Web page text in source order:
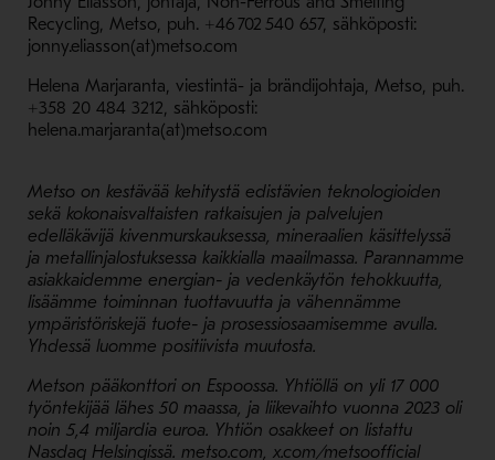
Recycling, Metso, puh. +46 702 540 657, sähköposti:
jonny.eliasson(at)metso.com
Helena Marjaranta, viestintä- ja brändijohtaja, Metso, puh.
+358 20 484 3212, sähköposti:
helena.marjaranta(at)metso.com
Metso on kestävää kehitystä edistävien teknologioiden
sekä kokonaisvaltaisten ratkaisujen ja palvelujen
edelläkävijä kivenmurskauksessa, mineraalien käsittelyssä
ja metallinjalostuksessa kaikkialla maailmassa. Parannamme
asiakkaidemme energian- ja vedenkäytön tehokkuutta,
lisäämme toiminnan tuottavuutta ja vähennämme
ympäristöriskejä tuote- ja prosessiosaamisemme avulla.
Yhdessä luomme positiivista muutosta.
Metson pääkonttori on Espoossa. Yhtiöllä on yli 17 000
työntekijää lähes 50 maassa, ja liikevaihto vuonna 2023 oli
noin 5,4 miljardia euroa. Yhtiön osakkeet on listattu
Nasdaq Helsingissä. metso.com, x.com/metsoofficial